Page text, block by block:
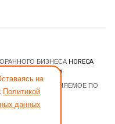
на
Политикой
данных
БИЗНЕСА HORECA
JOOMLART.COM.
РАСПРОСТРАНЯЕМОЕ ПО